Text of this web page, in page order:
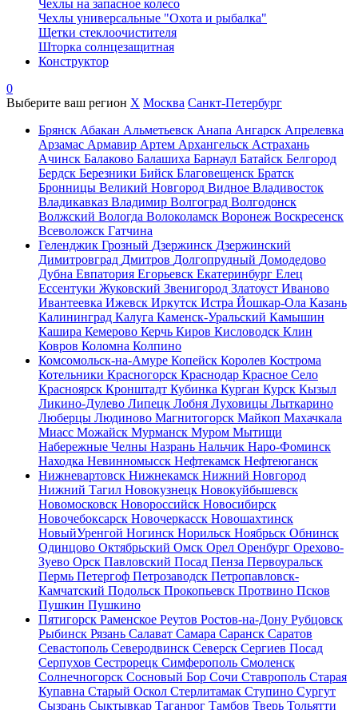
Чехлы на запасное колесо
Чехлы универсальные "Охота и рыбалка"
Щетки стеклоочистителя
Шторка солнцезащитная
Конструктор
0
Выберите ваш регион X Москва Санкт-Петербург
Брянск Абакан Альметьевск Анапа Ангарск Апрелевка
Арзамас Армавир Артем Архангельск Астрахань
Ачинск Балаково Балашиха Барнаул Батайск Белгород
Бердск Березники Бийск Благовещенск Братск
Бронницы Великий Новгород Видное Владивосток
Владикавказ Владимир Волгоград Волгодонск
Волжский Вологда Волоколамск Воронеж Воскресенск
Всеволожск Гатчина
Геленджик Грозный Дзержинск Дзержинский
Димитровград Дмитров Долгопрудный Домодедово
Дубна Евпатория Егорьевск Екатеринбург Елец
Ессентуки Жуковский Звенигород Златоуст Иваново
Ивантеевка Ижевск Иркутск Истра Йошкар-Ола Казань
Калининград Калуга Каменск-Уральский Камышин
Кашира Кемерово Керчь Киров Кисловодск Клин
Ковров Коломна Колпино
Комсомольск-на-Амуре Копейск Королев Кострома
Котельники Красногорск Краснодар Красное Село
Красноярск Кронштадт Кубинка Курган Курск Кызыл
Ликино-Дулево Липецк Лобня Луховицы Лыткарино
Люберцы Людиново Магнитогорск Майкоп Махачкала
Миасс Можайск Мурманск Муром Мытищи
Набережные Челны Назрань Нальчик Наро-Фоминск
Находка Невинномысск Нефтекамск Нефтеюганск
Нижневартовск Нижнекамск Нижний Новгород
Нижний Тагил Новокузнецк Новокуйбышевск
Новомосковск Новороссийск Новосибирск
Новочебоксарск Новочеркасск Новошахтинск
НовыйУренгой Ногинск Норильск Ноябрьск Обнинск
Одинцово Октябрьский Омск Орел Оренбург Орехово-
Зуево Орск Павловский Посад Пенза Первоуральск
Пермь Петергоф Петрозаводск Петропавловск-
Камчатский Подольск Прокопьевск Протвино Псков
Пушкин Пушкино
Пятигорск Раменское Реутов Ростов-на-Дону Рубцовск
Рыбинск Рязань Салават Самара Саранск Саратов
Севастополь Северодвинск Северск Сергиев Посад
Серпухов Сестрорецк Симферополь Смоленск
Солнечногорск Сосновый Бор Сочи Ставрополь Старая
Купавна Старый Оскол Стерлитамак Ступино Сургут
Сызрань Сыктывкар Таганрог Тамбов Тверь Тольятти